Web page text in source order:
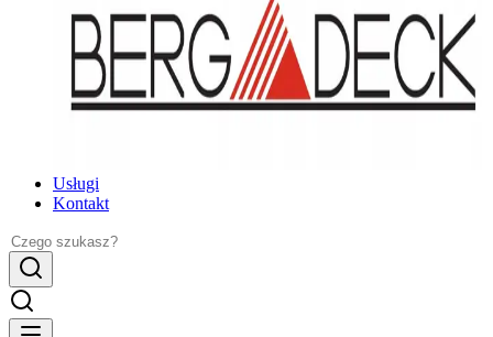
Usługi
Kontakt